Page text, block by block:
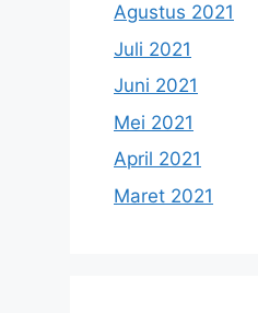
Agustus 2021
Juli 2021
Juni 2021
Mei 2021
April 2021
Maret 2021